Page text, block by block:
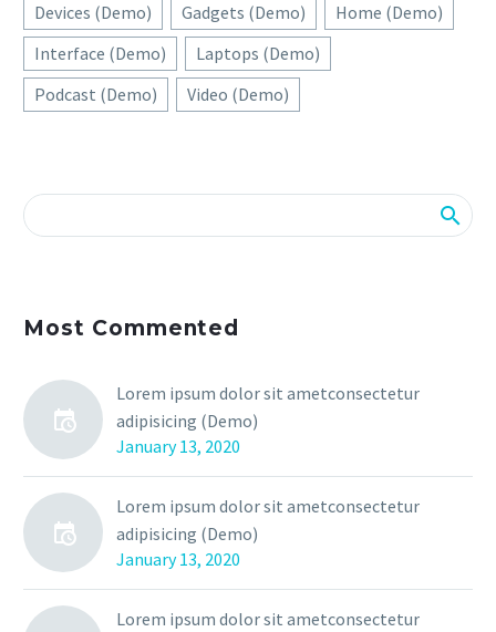
Devices (Demo)
Gadgets (Demo)
Home (Demo)
Interface (Demo)
Laptops (Demo)
Podcast (Demo)
Video (Demo)
Most Commented
Lorem ipsum dolor sit ametconsectetur
adipisicing (Demo)
January 13, 2020
Lorem ipsum dolor sit ametconsectetur
adipisicing (Demo)
January 13, 2020
Lorem ipsum dolor sit ametconsectetur